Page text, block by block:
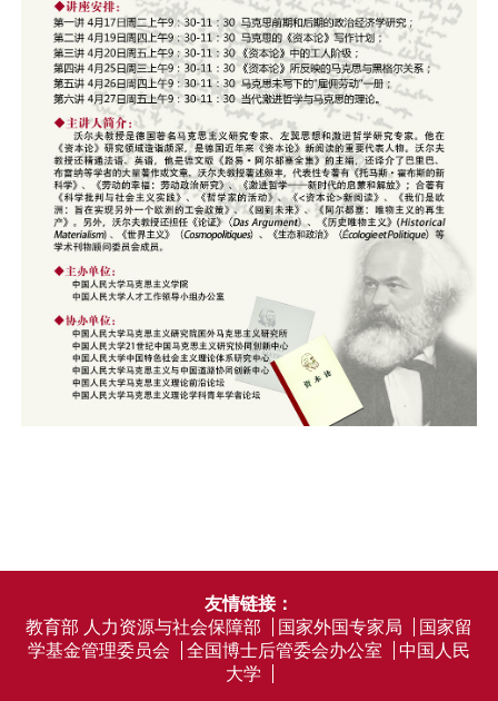
友情链接：
教育部 人力资源与社会保障部 国家外国专家局
国家留
学基金管理委员会
全国博士后管委会办公室
中国人民
大学